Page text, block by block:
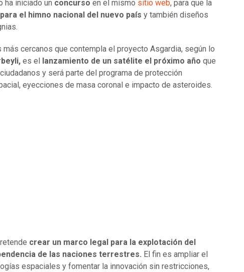
ha iniciado un concurso en el mismo sitio web, para que la
el himno nacional del nuevo país y también diseños
cercanos que contempla el proyecto Asgardia, según lo
es el lanzamiento de un satélite el próximo año que
y será parte del programa de protección
eyecciones de masa coronal e impacto de asteroides.
crear un marco legal para la explotación del
de las naciones terrestres. El fin es ampliar el
espaciales y fomentar la innovación sin restricciones,